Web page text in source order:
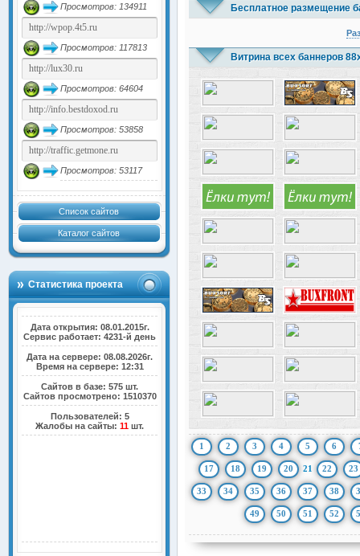
Просмотров: 134911
Просмотров: 117813
Просмотров: 64604
Просмотров: 53858
Просмотров: 53117
Список сайтов
Каталог сайтов
Статистика проекта
Дата открытия: 08.01.2015г.
Сервис работает: 4231-й день
Дата на сервере: 08.08.2026г.
Время на сервере: 12:31
Сайтов в базе: 575 шт.
Сайтов просмотрено: 1510370
Пользователей: 5
Жалобы на сайты:11 шт.
Бесплатное размещение
Витрина всех баннеров
1 2 3 4 5 6
17 18 19 20 21 22 23
33 34 35 36 37 38
49 50 51 52